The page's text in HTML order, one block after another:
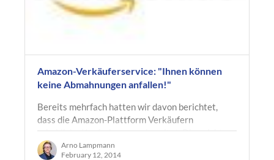
Amazon-Verkäuferservice: "Ihnen können
keine Abmahnungen anfallen!"
Bereits mehrfach hatten wir davon berichtet,
dass die Amazon-Plattform Verkäufern
erhebliche Kopfschmerzen bereitet. Dies nicht
nur aufgrund der hohen Provisionen, die für…
Arno Lampmann
February 12, 2014